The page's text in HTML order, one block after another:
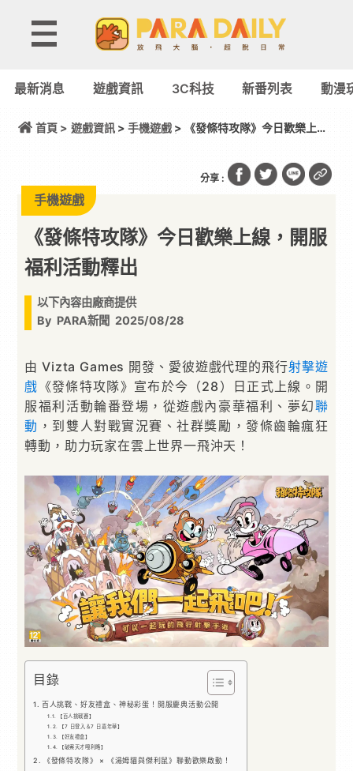
最新消息 遊戲資訊 3C科技 新番列表 動漫
首頁 > 遊戲資訊> 手機遊戲> 《發條特攻隊》今日歡樂上
分享 :
手機遊戲
《發條特攻隊》今日歡樂上線，開服
福利活動釋出
以下內容由廠商提供
By PARA新聞 2025/08/28
由 Vizta Games 開發、愛彼遊戲代理的飛行射擊遊
戲 《發條特攻隊》宣布於今（28）日正式上線。開
服福利活動輪番登場，從遊戲內豪華福利、夢幻聯
動 ，到雙人對戰實況賽、社群獎勵，發條齒輪瘋狂
轉動，助力玩家在雲上世界一飛沖天！
目錄
百人挑戰、好友禮盒、神秘彩蛋！開服慶典活動公開
【百人挑戰賽】
【7 日登入＆7 日嘉年華】
【好友禮盒】
【破案天才嘎利略】
《發條特攻隊》 × 《湯姆貓與傑利鼠》聯動歡樂啟動！